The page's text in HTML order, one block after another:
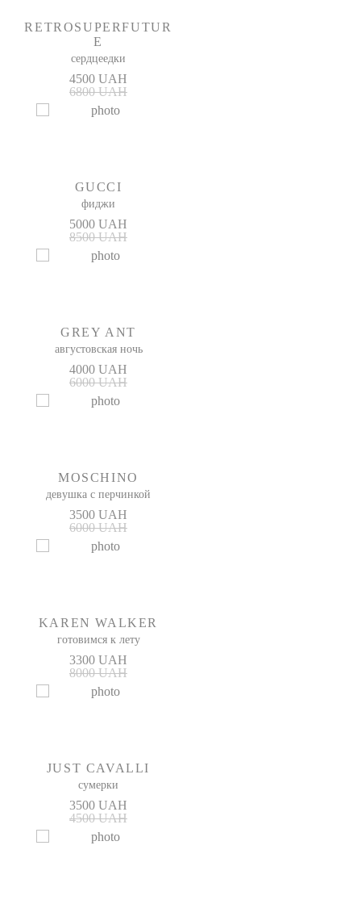
RETROSUPERFUTUR
E
сердцеедки
4500 UAH
6800 UAH
GUCCI
фиджи
5000 UAH
8500 UAH
GREY ANT
августовская ночь
4000 UAH
6000 UAH
MOSCHINO
девушка с перчинкой
3500 UAH
6000 UAH
KAREN WALKER
готовимся к лету
3300 UAH
8000 UAH
JUST CAVALLI
сумерки
3500 UAH
4500 UAH